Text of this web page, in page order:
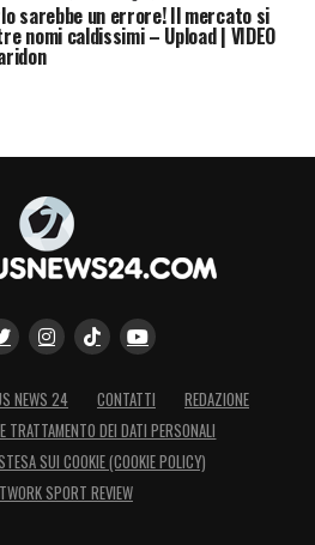
sarebbe un errore! Il mercato si
nomi caldissimi – Upload | VIDEO
NEWS 24 CONTATTI
REDAZIONE
TRATTAMENTO DEI DATI PERSONALI
SUI COOKIE (COOKIE POLICY)
SPORT REVIEW